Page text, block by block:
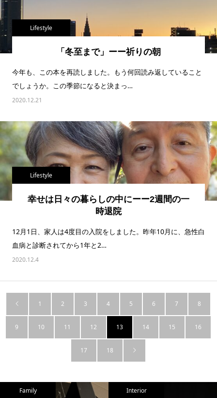
Lifestyle
「冬至まで」ーー祈りの朝
今年も、この本を再読しました。もう何回読み返していること
でしょうか。この季節になると決まっ…
2020.12.21
Lifestyle
幸せは日々の暮らしの中にーー 2週間の一
時退院
12月1日、家人は4度目の入院をしました。昨年10月に、急性白
血病と診断されてから1年と2…
2020.12.4
1 2 3 4 5 6 7 8
9 10 11 12 13 14 15 16
17 18
Family Interior